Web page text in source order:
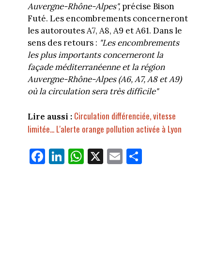
Auvergne-Rhône-Alpes",précise Bison
Futé. Les encombrements concerneront
les autoroutes A7, A8, A9 et A61. Dans le
sens des retours : "Les encombrements
les plus importants concerneront la
façade méditerranéenne et la région
Auvergne-Rhône-Alpes (A6, A7, A8 et A9)
où la circulation sera très difficile"
Lire aussi : Circulation différenciée, vitesse
limitée... L'alerte orange pollution activée à Lyon
Fa
ce
Li
nk
W
ha
X E
m
Pa